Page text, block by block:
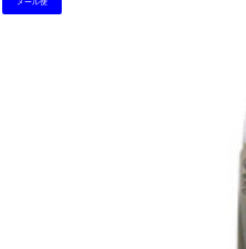
メール便